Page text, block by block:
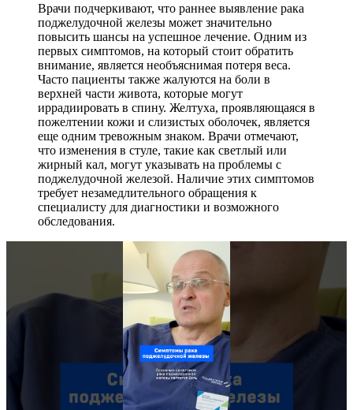
Врачи подчеркивают, что раннее выявление рака
поджелудочной железы может значительно
повысить шансы на успешное лечение. Одним из
первых симптомов, на который стоит обратить
внимание, является необъяснимая потеря веса.
Часто пациенты также жалуются на боли в
верхней части живота, которые могут
иррадиировать в спину. Желтуха, проявляющаяся в
пожелтении кожи и слизистых оболочек, является
еще одним тревожным знаком. Врачи отмечают,
что изменения в стуле, такие как светлый или
жирный кал, могут указывать на проблемы с
поджелудочной железой. Наличие этих симптомов
требует незамедлительного обращения к
специалисту для диагностики и возможного
обследования.